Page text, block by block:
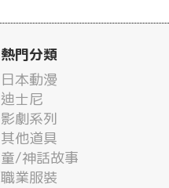
熱門分類
日本動漫
迪士尼
影劇系列
其他道具
童/神話故事
職業服裝